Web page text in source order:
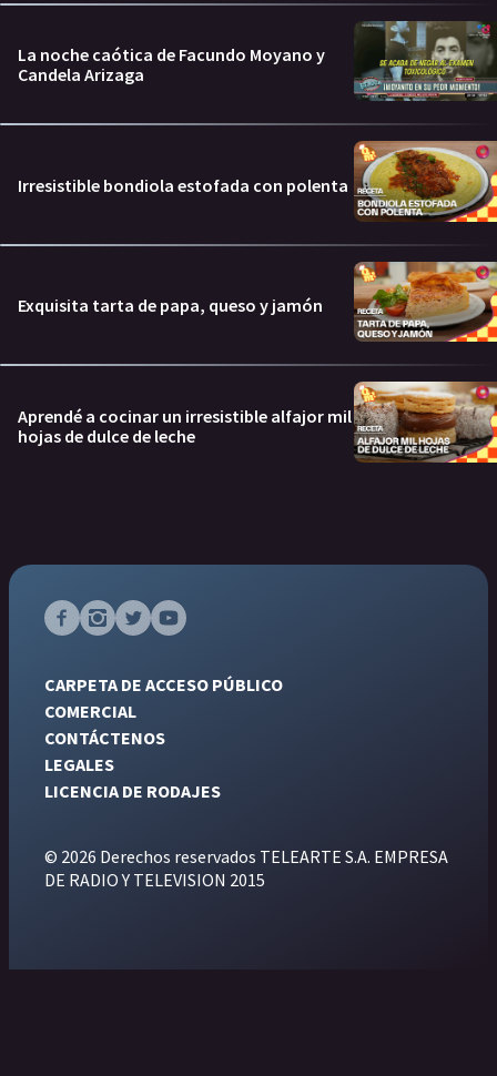
La noche caótica de Facundo Moyano y
Candela Arizaga
Irresistible bondiola estofada con polenta
Exquisita tarta de papa, queso y jamón
Aprendé a cocinar un irresistible alfajor mil
hojas de dulce de leche
CARPETA DE ACCESO PÚBLICO
COMERCIAL
CONTÁCTENOS
LEGALES
LICENCIA DE RODAJES
© 2026 Derechos reservados TELEARTE S.A. EMPRESA
DE RADIO Y TELEVISION 2015